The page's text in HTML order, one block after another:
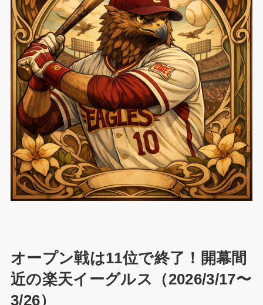
オープン戦は11位で終了！開幕間
近の楽天イーグルス（2026/3/17〜
3/26）